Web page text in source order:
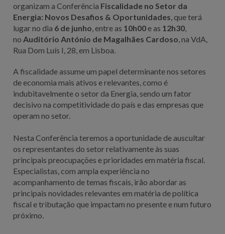
organizam a Conferência Fiscalidade no Setor da
Energia: Novos Desafios & Oportunidades , que terá
lugar no dia 6 de junho , entre as 10h00e as 12h30,
no Auditório António de Magalhães Cardoso , na VdA,
Rua Dom Luís I, 28, em Lisboa.
A fiscalidade assume um papel determinante nos setores
de economia mais ativos e relevantes, como é
indubitavelmente o setor da Energia, sendo um fator
decisivo na competitividade do país e das empresas que
operam no setor.
Nesta Conferência teremos a oportunidade de auscultar
os representantes do setor relativamente às suas
principais preocupações e prioridades em matéria fiscal.
Especialistas, com ampla experiência no
acompanhamento de temas fiscais, irão abordar as
principais novidades relevantes em matéria de política
fiscal e tributação que impactam no presente e num futuro
próximo.